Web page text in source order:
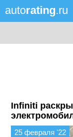
autorating.ru
Infiniti
25 февраля '22